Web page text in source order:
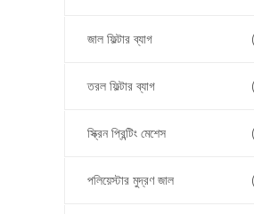
জাল ফিল্টার ব্যাগ
তরল ফিল্টার ব্যাগ
স্ক্রিন প্রিন্টিং মেশেস
পলিয়েস্টার মুদ্রণ জাল